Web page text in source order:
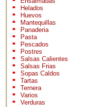
Helados
Huevos
Mantequillas
Panaderia
Pasta
Pescados
Postres
Salsas Calientes
Salsas Frias
Sopas Caldos
Tartas
Ternera
Varios
Verduras